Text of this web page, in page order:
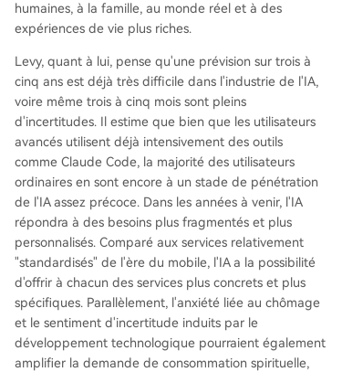
humaines, à la famille, au monde réel et à des
expériences de vie plus riches.
Levy, quant à lui, pense qu'une prévision sur trois à
cinq ans est déjà très difficile dans l'industrie de l'IA,
voire même trois à cinq mois sont pleins
d'incertitudes. Il estime que bien que les utilisateurs
avancés utilisent déjà intensivement des outils
comme Claude Code, la majorité des utilisateurs
ordinaires en sont encore à un stade de pénétration
de l'IA assez précoce. Dans les années à venir, l'IA
répondra à des besoins plus fragmentés et plus
personnalisés. Comparé aux services relativement
"standardisés" de l'ère du mobile, l'IA a la possibilité
d'offrir à chacun des services plus concrets et plus
spécifiques. Parallèlement, l'anxiété liée au chômage
et le sentiment d'incertitude induits par le
développement technologique pourraient également
amplifier la demande de consommation spirituelle,